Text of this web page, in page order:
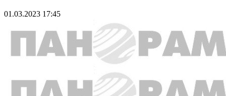
01.03.2023 17:45